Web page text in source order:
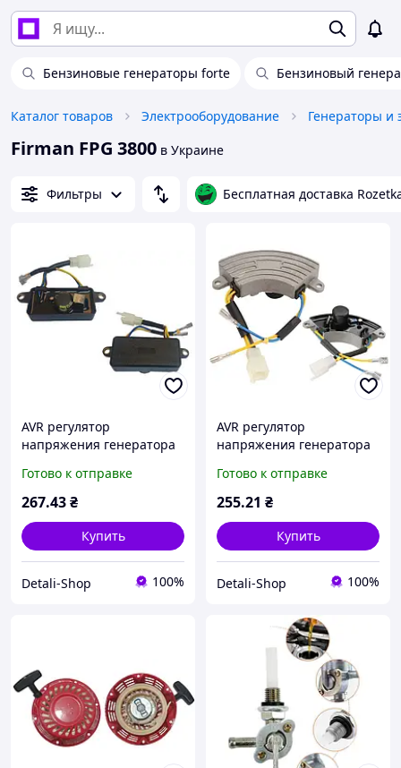
Бензиновые генераторы forte Бензиновый
Каталог товаров Электрооборудование Генераторы и
Firman FPG 3800 в Украине
Фильтры Бесплатная доставка
AVR регулятор
напряжения генератора
Готово к отправке
267.43₴
Купить
Detali-Shop 100%
AVR регулятор
напряжения генератора
алюминий
Готово к отправке
255.21 ₴
Купить
Detali-Shop 100%